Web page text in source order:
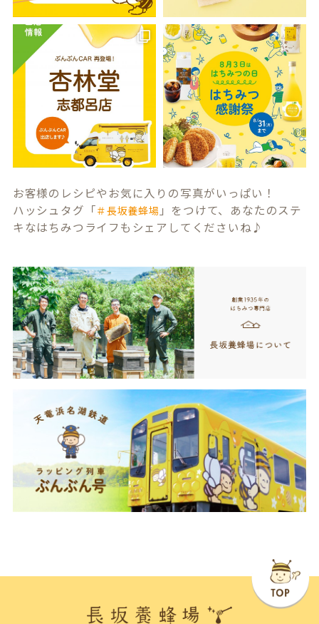
お客様のレシピやお気に入りの写真がいっぱい！
ハッシュタグ「＃長坂養蜂場 」をつけて、あなたのステ
キなはちみつライフもシェアしてくださいね♪